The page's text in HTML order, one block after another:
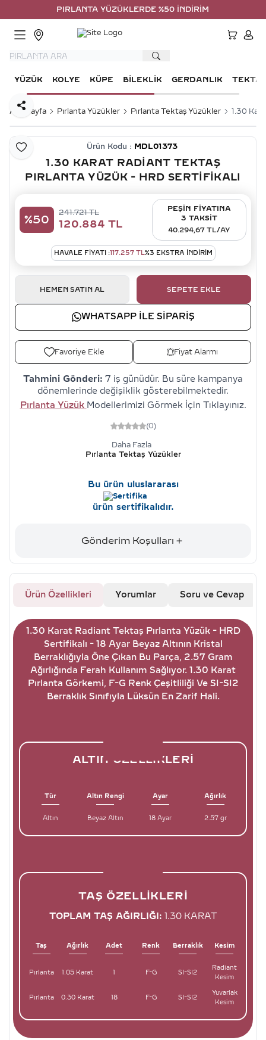
PIRLANTA YÜZÜKLERDE %50 İNDİRİM
YÜZÜK KOLYE KÜPE BILEKLIK GERDANLIK TEKTAŞ
Ana Sayfa Pırlanta Yüzükler Pırlanta Tektaş Yüzükler 1.30
Favoriye Ekle
Paylaş
Ürün Kodu : MDL01373
1.30 KARAT RADIANT TEKTAŞ
PIRLANTA YÜZÜK - HRD SERTIFIKALI
%50
241.721TL
120.884 TL
PEŞİN FİYATINA
3 TAKSİT
40.294,67 TL/AY
HAVALE FIYATI :117.257TL%3 EKSTRA İNDİRİM
HEMEN SATIN AL SEPETE EKLE
WHATSAPP ILE SIPARIŞ
Favoriye Ekle Fiyat Alarmı
Tahmini Gönderi: 7 iş günüdür. Bu süre kampanya
dönemlerinde değişiklik gösterebilmektedir.
Pırlanta Yüzük Modellerimizi Görmek İçin Tıklayınız.
(0)
Daha Fazla
Pırlanta Tektaş Yüzükler
Bu ürün uluslararası
ürün sertifikalıdır.
Gönderim Koşulları
Ürün Özellikleri Yorumlar Soru ve Cevap
1.30 Karat Radiant Tektaş Pırlanta Yüzük - HRD
Sertifikalı - 18 Ayar Beyaz Altının Kristal
Berraklığıyla Öne Çıkan Bu Parça, 2.57 Gram
Ağırlığında Ferah Kullanım Sağlıyor. 1.30 Karat
Pırlanta Görkemi, F-G Renk Çeşitliliği Ve SI-SI2
Berraklık Sınıfıyla Lüksün En Zarif Hali.
ALTIN ÖZELLIKLERI
Tür Altın Rengi Ayar Ağırlık
Altın Beyaz Altın 18 Ayar 2.57 gr
TAŞ ÖZELLIKLERI
TOPLAM TAŞ AĞIRLIĞI: 1.30 KARAT
Taş Ağırlık Adet Renk Berraklık Kesim
Pırlanta 1.05 Karat 1 F-G SI-SI2
Radiant
Kesim
Pırlanta 0.30 Karat 18 F-G SI-SI2
Yuvarlak
Kesim